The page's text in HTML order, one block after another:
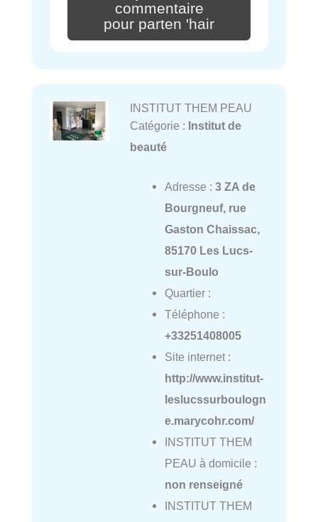
commentaire
pour parten 'hair
INSTITUT THEM PEAU
Catégorie : Institut de
beauté
Adresse : 3 ZA de
Bourgneuf, rue
Gaston Chaissac,
85170 Les Lucs-
sur-Boulo
Quartier :
Téléphone :
+33251408005
Site internet :
http://www.institut-
leslucssurboulogn
e.marycohr.com/
INSTITUT THEM
PEAU à domicile :
non renseigné
INSTITUT THEM